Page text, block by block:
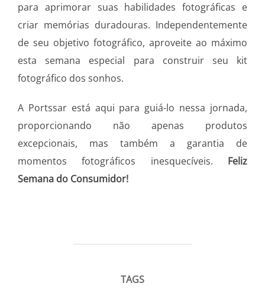
para aprimorar suas habilidades fotográficas e
criar memórias duradouras. Independentemente
de seu objetivo fotográfico, aproveite ao máximo
esta semana especial para construir seu kit
fotográfico dos sonhos.
A Portssar está aqui para guiá-lo nessa jornada,
proporcionando não apenas produtos
excepcionais, mas também a garantia de
momentos fotográficos inesquecíveis. Feliz
Semana do Consumidor!
TAGS